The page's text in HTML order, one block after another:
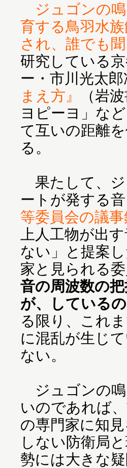
ジュゴンの
育する鳥羽水
され、誰でも
研究している
ー・市川光太
まえ方』
（岩
ヨピーヨ」な
て互いの距離
る。
果たして、ジ
ートが発する
等委員会の議事
上人工物が出
ない」と提案
家と見られる
音の周波数の
が、しているの
る限り、これ
に混乱が生じ
ない。
ジュゴンの鳴
いのであれば
の専門家に知
しない防衛局
勢には大きな疑